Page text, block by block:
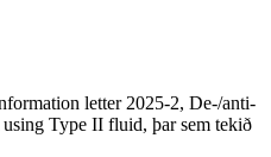
letter 2025-2, De-/anti-
Type II fluid, þar sem tekið